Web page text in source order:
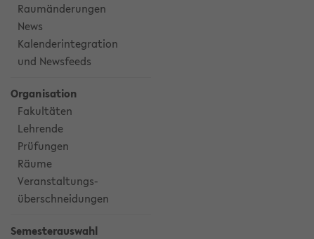
Raumänderungen
News
Kalenderintegration
und Newsfeeds
Organisation
Fakultäten
Lehrende
Prüfungen
Räume
Veranstaltungs-
überschneidungen
Semesterauswahl